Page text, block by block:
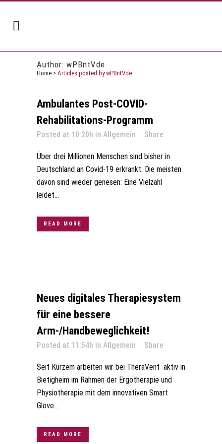
Author: wPBntVde
Home > Articles posted by wPBntVde
Ambulantes Post-COVID-
Rehabilitations-Programm
Posted at 10:20h in Allgemein Share
Über drei Millionen Menschen sind bisher in
Deutschland an Covid-19 erkrankt. Die meisten
davon sind wieder genesen: Eine Vielzahl
leidet...
READ MORE
Neues digitales Therapiesystem
für eine bessere
Arm-/Handbeweglichkeit!
Posted at 11:54h in Allgemein Share
Seit Kurzem arbeiten wir bei TheraVent aktiv in
Bietigheim im Rahmen der Ergotherapie und
Physiotherapie mit dem innovativen Smart
Glove...
READ MORE